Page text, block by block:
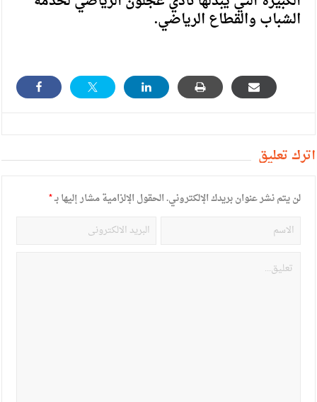
الشباب والقطاع الرياضي.
أترك تعليق
لن يتم نشر عنوان بريدك الإلكتروني.الحقول الإلزامية مشار إليها بـ*